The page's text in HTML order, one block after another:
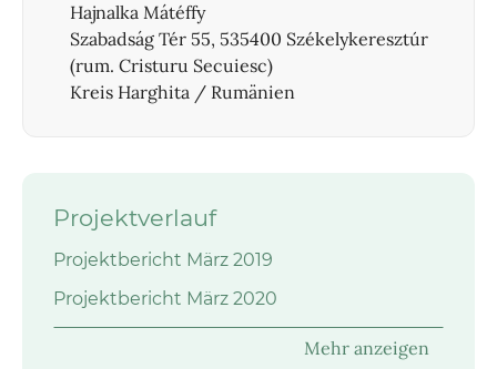
Hajnalka Mátéffy
Szabadság Tér 55, 535400 Székelykeresztúr
(rum. Cristuru Secuiesc)
Kreis Harghita / Rumänien
Projektverlauf
Projektbericht März 2019
Projektbericht März 2020
Mehr anzeigen